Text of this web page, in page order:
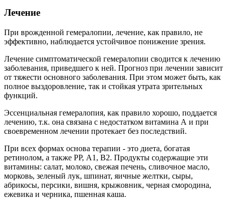
Лечение
При врожденной гемералопии, лечение, как правило, не
эффективно, наблюдается устойчивое понижение зрения.
Лечение симптоматической гемералопии сводится к лечению
заболевания, приведшего к ней. Прогноз при лечении зависит
от тяжести основного заболевания. При этом может быть, как
полное выздоровление, так и стойкая утрата зрительных
функций.
Эссенциальная гемералопия, как правило хорошо, поддается
лечению, т.к. она связана с недостатком витамина А и при
своевременном лечении протекает без последствий.
При всех формах основа терапии - это диета, богатая
ретинолом, а также РР, А1, В2. Продукты содержащие эти
витамины: салат, молоко, свежая печень, сливочное масло,
морковь, зеленый лук, шпинат, яичные желтки, сыры,
абрикосы, персики, вишня, крыжовник, черная смородина,
ежевика и черника, пшенная каша.